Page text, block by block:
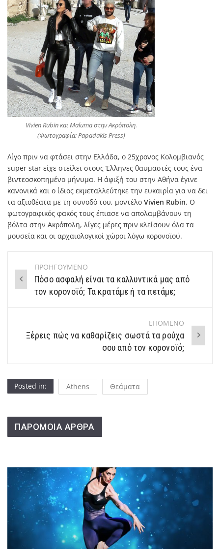
Vivien Rubin και Maluma στην Ακρόπολη.
(Φωτογραφία: Papadakis Press)
Λίγο πριν να φτάσει στην Ελλάδα, ο 25χρονος Κολομβιανός
super star είχε στείλει στους Έλληνες θαυμαστές τους ένα
βιντεοσκοπημένο μήνυμα. Η άφιξή του στην Αθήνα έγινε
κανονικά και ο ίδιος εκμεταλλεύτηκε την ευκαιρία για να δει
τα αξιοθέατα με τη συνοδό του, μοντέλο Vivien Rubin. Ο
φωτογραφικός φακός τους έπιασε να απολαμβάνουν τη
βόλτα στην Ακρόπολη, λίγες μέρες πριν κλείσουν όλα τα
μουσεία και οι αρχαιολογικοί χώροι λόγω κορονοϊού.
Post
navigation
ΠΡΟΗΓΟΥΜΕΝΟ
Πόσο ασφαλή είναι τα καλλυντικά μας από
τον κορονοϊό; Τα κρατάμε ή τα πετάμε;
ΕΠΟΜΕΝΟ
Ξέρεις πώς να καθαρίζεις σωστά τα ρούχα
σου από τον κορονοϊό;
Posted in: Athens Θεάματα
ΠΑΡΟΜΟΙΑ ΑΡΘΡΑ